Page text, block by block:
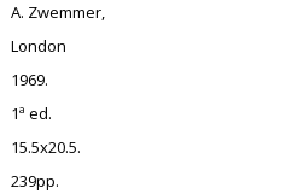
A. Zwemmer,
London
1969.
1ª ed.
15.5x20.5.
239pp.